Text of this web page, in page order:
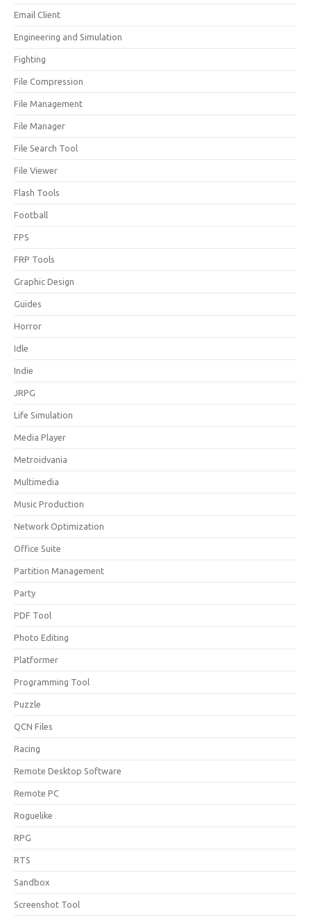
Email Client
Engineering and Simulation
Fighting
File Compression
File Management
File Manager
File Search Tool
File Viewer
Flash Tools
Football
FPS
FRP Tools
Graphic Design
Guides
Horror
Idle
Indie
JRPG
Life Simulation
Media Player
Metroidvania
Multimedia
Music Production
Network Optimization
Office Suite
Partition Management
Party
PDF Tool
Photo Editing
Platformer
Programming Tool
Puzzle
QCN Files
Racing
Remote Desktop Software
Remote PC
Roguelike
RPG
RTS
Sandbox
Screenshot Tool